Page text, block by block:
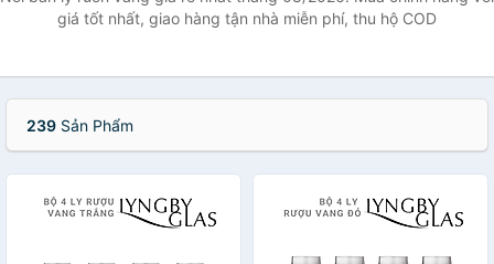
giá tốt nhất, giao hàng tận nhà miễn phí, thu hộ COD
239 Sản Phẩm